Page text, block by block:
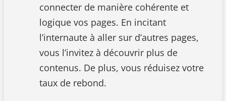
connecter de manière cohérente et
logique vos pages. En incitant
l’internaute à aller sur d’autres pages,
vous l’invitez à découvrir plus de
contenus. De plus, vous réduisez votre
taux de rebond.